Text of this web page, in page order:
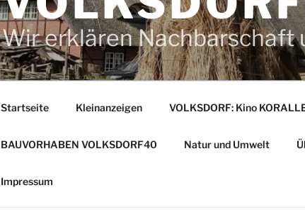
Wir erklären Nachbarschaft
Startseite Kleinanzeigen VOLKSDORF: Kino
BAUVORHABEN VOLKSDORF40 Natur und Umwelt
Impressum